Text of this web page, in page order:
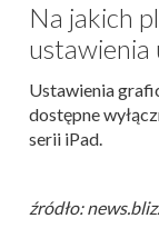
Na jakich
ustawienia
Ustawienia
dostępne
serii iPad.
źródło: